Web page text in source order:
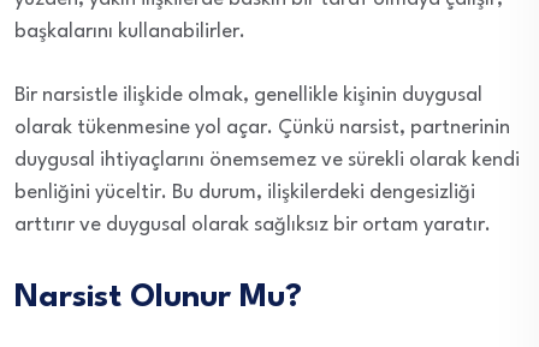
başkalarını kullanabilirler.
Bir narsistle ilişkide olmak, genellikle kişinin duygusal
olarak tükenmesine yol açar. Çünkü narsist, partnerinin
duygusal ihtiyaçlarını önemsemez ve sürekli olarak kendi
benliğini yüceltir. Bu durum, ilişkilerdeki dengesizliği
arttırır ve duygusal olarak sağlıksız bir ortam yaratır.
Narsist Olunur Mu?